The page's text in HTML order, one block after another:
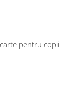
pentru copii